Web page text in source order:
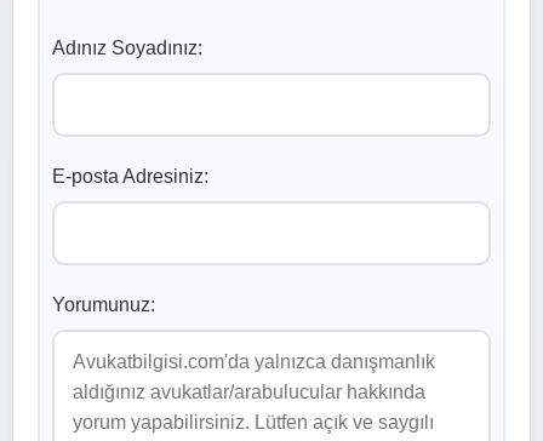
Adınız Soyadınız:
E-posta Adresiniz:
Yorumunuz: